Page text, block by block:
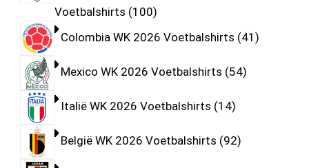
Voetbalshirts 100
Colombia WK 2026 Voetbalshirts 41
Mexico WK 2026 Voetbalshirts 54
Italië WK 2026 Voetbalshirts 14
België WK 2026 Voetbalshirts 92